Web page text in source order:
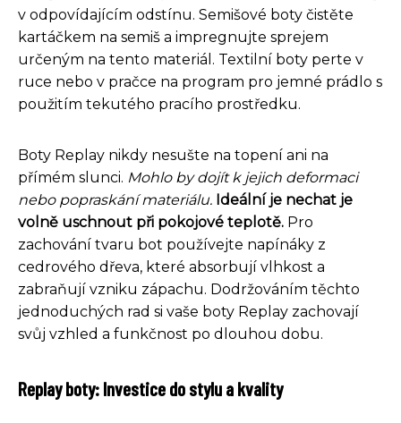
v odpovídajícím odstínu. Semišové boty čistěte
kartáčkem na semiš a impregnujte sprejem
určeným na tento materiál. Textilní boty perte v
ruce nebo v pračce na program pro jemné prádlo s
použitím tekutého pracího prostředku.
Boty Replay nikdy nesušte na topení ani na
přímém slunci. Mohlo by dojít k jejich deformaci
nebo popraskání materiálu. Ideální je nechat je
volně uschnout při pokojové teplotě. Pro
zachování tvaru bot používejte napínáky z
cedrového dřeva, které absorbují vlhkost a
zabraňují vzniku zápachu. Dodržováním těchto
jednoduchých rad si vaše boty Replay zachovají
svůj vzhled a funkčnost po dlouhou dobu.
Replay boty: Investice do stylu a kvality